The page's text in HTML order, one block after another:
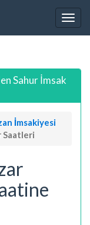
Sahur İmsak
İmsakiyesi
Saatleri